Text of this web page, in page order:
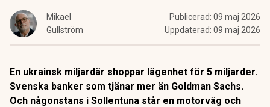
Mikael
Gullström
Publicerad: 09 maj 2026
Uppdaterad: 09 maj 2026
En ukrainsk miljardär shoppar lägenhet för 5 miljarder.
Svenska banker som tjänar mer än Goldman Sachs.
Och någonstans i Sollentuna står en motorväg och